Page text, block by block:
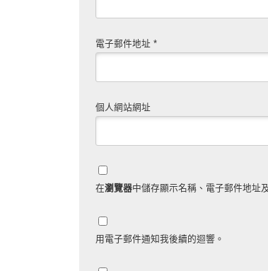
電子郵件地址 *
個人網站網址
在瀏覽器中儲存顯示名稱、電子郵件地址
用電子郵件通知我後續的迴響。